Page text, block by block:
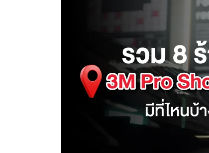
ยกระดับการบริการด้วยมาตรฐานทีม
ฟิล์มที่ใช้เป็นของแท้ 3Mมีคุณภาพสูงแ
คมชัดภายในรถยนต์ได้อย่างดี